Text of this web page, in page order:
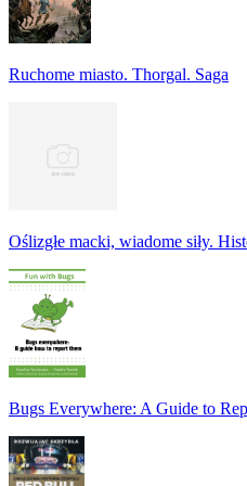
Ruchome miasto. Thorgal. Saga
Oślizgłe macki, wiadome siły.
Bugs Everywhere: A Guide to